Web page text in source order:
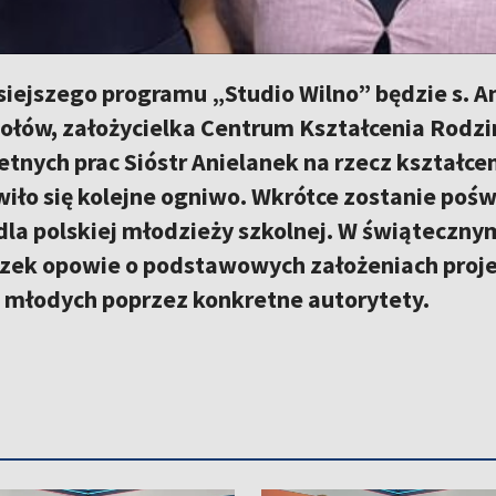
programu „Studio Wilno” będzie s.
założycielka Centrum Kształcenia
prac Sióstr Anielanek na rzecz
się kolejne ogniwo. Wkrótce zostanie
polskiej młodzieży szkolnej. W
opowie o podstawowych założeniach
poprzez konkretne autorytety.